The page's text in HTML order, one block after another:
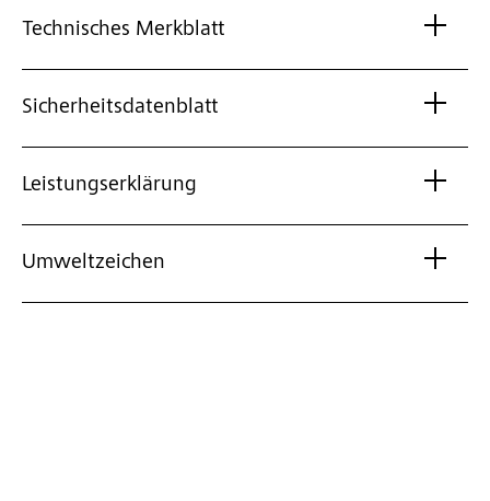
Technisches Merkblatt
Sicherheitsdatenblatt
Leistungserklärung
Umweltzeichen